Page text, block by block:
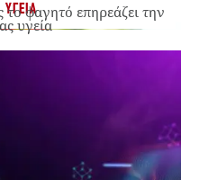
φαγητό επηρεάζει την
υγεία